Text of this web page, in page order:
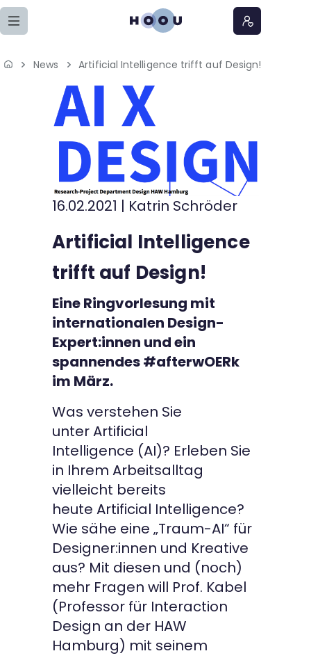
Zum Seiteninhalt springen
Home
Lernangebote
Meine Lernangebote
Über uns
Kontakt
News Artificial Intelligence trifft auf Design!
16.02.2021 | Katrin Schröder
Artificial Intelligence
trifft auf Design!
Eine Ringvorlesung mit
internationalen Design-
Expert:innen und ein
spannendes #afterwOERk
im März.
Was verstehen Sie
unter Artificial
Intelligence (AI)? Erleben Sie
in Ihrem Arbeitsalltag
vielleicht bereits
heute Artificial Intelligence?
Wie sähe eine „Traum-AI“ für
Designer:innen und Kreative
aus? Mit diesen und (noch)
mehr Fragen will Prof. Kabel
(Professor für Interaction
Design an der HAW
Hamburg) mit seinem